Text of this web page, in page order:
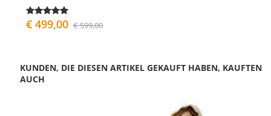
€ 499,00 € 599,00
KUNDEN, DIE DIESEN ARTIKEL GEKAUFT HABEN, KAUFTEN
AUCH